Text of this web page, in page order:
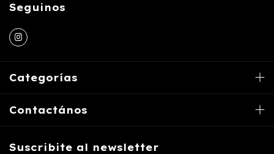
Seguinos
Categorías
Contactános
Suscribite al newsletter